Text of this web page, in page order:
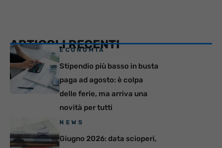
ARTICOLI RECENTI
ECONOMIA
Stipendio più basso in busta
paga ad agosto: è colpa
delle ferie, ma arriva una
novità per tutti
NEWS
Giugno 2026: data scioperi,